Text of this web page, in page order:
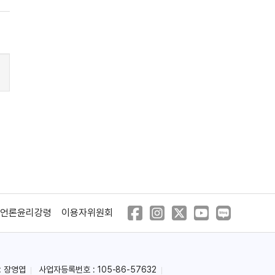
언론윤리강령 이용자위원회
장영엽 사업자등록번호 : 105-86-57632